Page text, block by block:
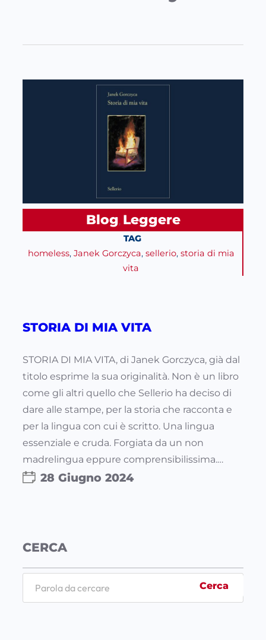
Blog, Leggere
TAG
homeless, Janek Gorczyca, sellerio, storia di mia
vita
STORIA DI MIA VITA
STORIA DI MIA VITA, di Janek Gorczyca, già dal
titolo esprime la sua originalità. Non è un libro
come gli altri quello che Sellerio ha deciso di
dare alle stampe, per la storia che racconta e
per la lingua con cui è scritto. Una lingua
essenziale e cruda. Forgiata da un non
madrelingua eppure comprensibilissima.…
28 Giugno 2024
CERCA
Cerca